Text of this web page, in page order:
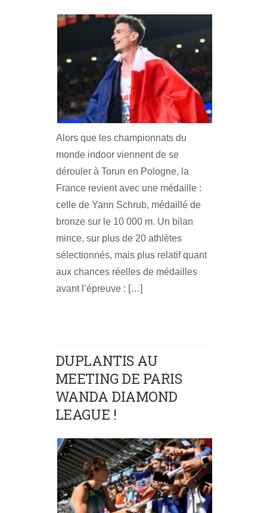
Alors que les championnats du
monde indoor viennent de se
dérouler à Torun en Pologne, la
France revient avec une médaille :
celle de Yann Schrub, médaillé de
bronze sur le 10 000 m. Un bilan
mince, sur plus de 20 athlètes
sélectionnés, mais plus relatif quant
aux chances réelles de médailles
avant l’épreuve : […]
DUPLANTIS AU
MEETING DE PARIS
WANDA DIAMOND
LEAGUE !